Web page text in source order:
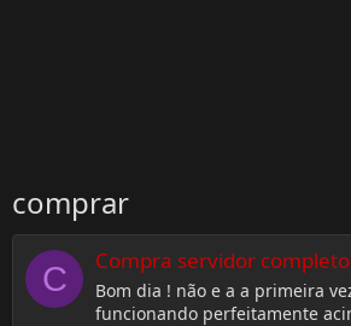
comprar
C Compra servidor completo
Bom dia ! não e a a primeira
funcionando perfeitamente